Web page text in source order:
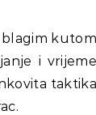
blagim kutom
i vrijeme
taktika